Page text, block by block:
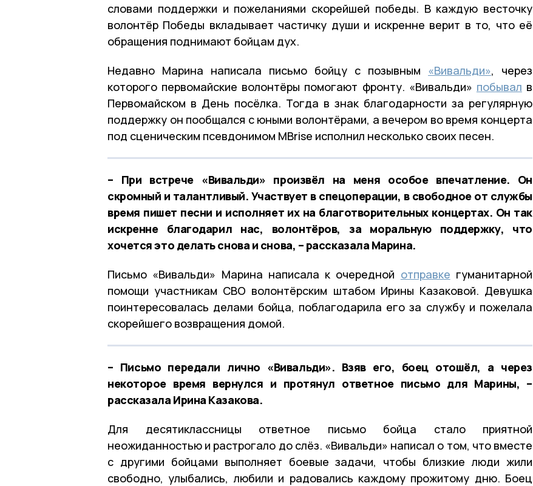
словами поддержки и пожеланиями скорейшей победы. В каждую весточку
волонтёр Победы вкладывает частичку души и искренне верит в то, что её
обращения поднимают бойцам дух.
Недавно Марина написала письмо бойцу с позывным «Вивальди», через
которого первомайские волонтёры помогают фронту. «Вивальди» побывал в
Первомайском в День посёлка. Тогда в знак благодарности за регулярную
поддержку он пообщался с юными волонтёрами, а вечером во время концерта
под сценическим псевдонимом MBrise исполнил несколько своих песен.
– При встрече «Вивальди» произвёл на меня особое впечатление. Он
скромный и талантливый. Участвует в спецоперации, в свободное от службы
время пишет песни и исполняет их на благотворительных концертах. Он так
искренне благодарил нас, волонтёров, за моральную поддержку, что
хочется это делать снова и снова, – рассказала Марина.
Письмо «Вивальди» Марина написала к очередной отправке гуманитарной
помощи участникам СВО волонтёрским штабом Ирины Казаковой. Девушка
поинтересовалась делами бойца, поблагодарила его за службу и пожелала
скорейшего возвращения домой.
– Письмо передали лично «Вивальди». Взяв его, боец отошёл, а через
некоторое время вернулся и протянул ответное письмо для Марины, –
рассказала Ирина Казакова.
Для десятиклассницы ответное письмо бойца стало приятной
неожиданностью и растрогало до слёз. «Вивальди» написал о том, что вместе
с другими бойцами выполняет боевые задачи, чтобы близкие люди жили
свободно, улыбались, любили и радовались каждому прожитому дню. Боец